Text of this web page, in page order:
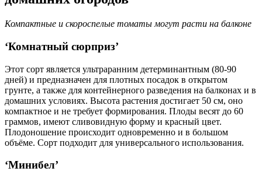
Компактные и скороспелые томаты могут расти на балконе
‘Комнатный сюрприз’
Этот сорт является ультраранним детерминантным (80-90
дней) и предназначен для плотных посадок в открытом
грунте, а также для контейнерного разведения на балконах и в
домашних условиях. Высота растения достигает 50 см, оно
компактное и не требует формирования. Плоды весят до 60
граммов, имеют сливовидную форму и красный цвет.
Плодоношение происходит одновременно и в большом
объёме. Сорт подходит для универсального использования.
‘Минибел’